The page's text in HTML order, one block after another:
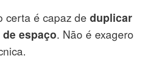
certa é capaz deduplicar
espaço. Não é exagero